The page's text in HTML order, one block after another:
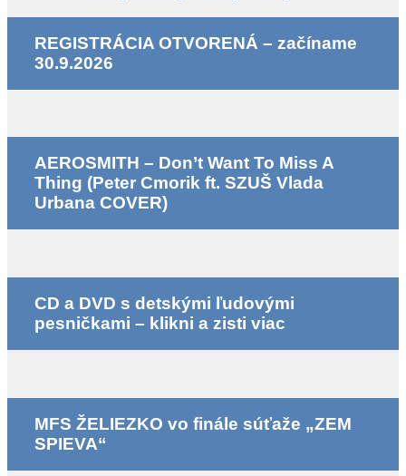
REGISTRÁCIA OTVORENÁ – začíname
30.9.2026
AEROSMITH – Don’t Want To Miss A
Thing (Peter Cmorik ft. SZUŠ Vlada
Urbana COVER)
CD a DVD s detskými ľudovými
pesničkami – klikni a zisti viac
MFS ŽELIEZKO vo finále súťaže „ZEM
SPIEVA“